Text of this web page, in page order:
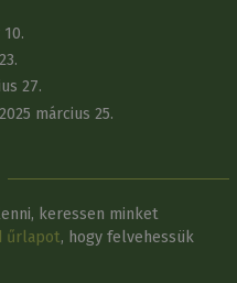
27.
március 25.
keressen minket
űrlapot, hogy felvehessük